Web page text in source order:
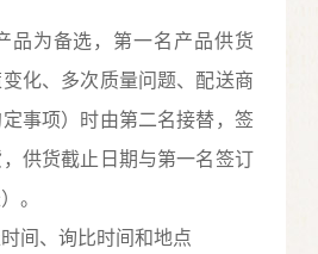
品为备选，第一名产品供货
化、多次质量问题、配送商
事项）时由第二名接替，签
供货截止日期与第一名签订
。
间、询比时间和地点